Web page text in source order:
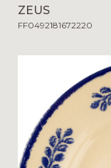
ZEUS
FF0492181672220